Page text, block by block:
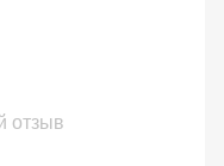
отзыв